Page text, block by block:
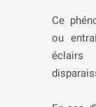
Ce
ou